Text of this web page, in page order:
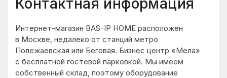
Интернет-магазин BAS-IP HOME расположен
в Москве, недалеко от станций метро
Полежаевская или Беговая. Бизнес центр «Мела»
с бесплатной гостевой парковкой. Мы имеем
собственный склад, поэтому оборудование